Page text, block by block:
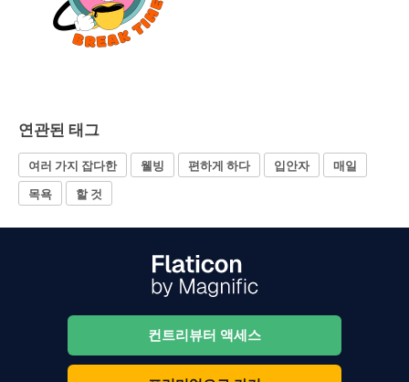
연관된 태그
여러 가지 잡다한 웰빙 편하게 하다 입안자
매일
목욕
할 것
컨트리뷰터 액세스